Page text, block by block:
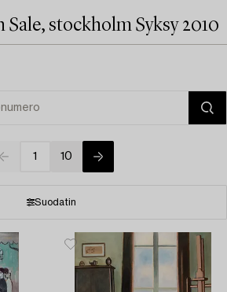
stockholm Syksy 2010
1 10
Suodatin